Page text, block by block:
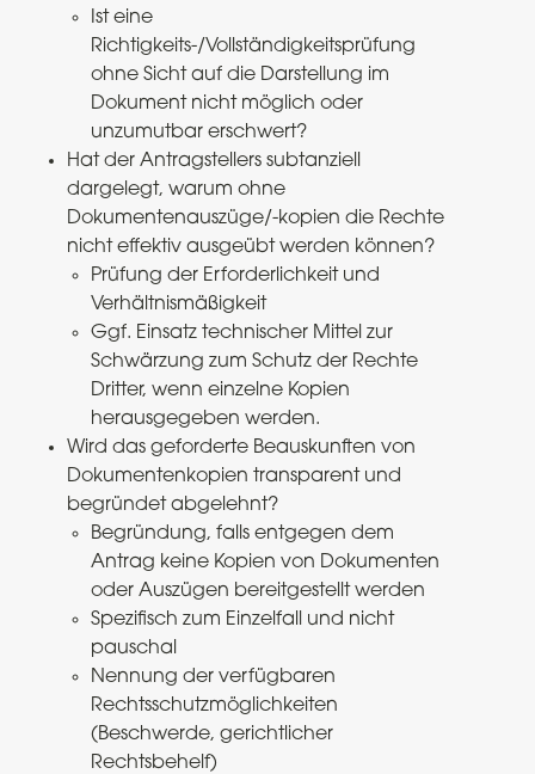
Ist eine
Richtigkeits-/Vollständigkeitsprüfung
ohne Sicht auf die Darstellung im
Dokument nicht möglich oder
unzumutbar erschwert?
Hat der Antragstellers subtanziell
dargelegt, warum ohne
Dokumentenauszüge/-kopien die Rechte
nicht effektiv ausgeübt werden können?
Prüfung der Erforderlichkeit und
Verhältnismäßigkeit
Ggf. Einsatz technischer Mittel zur
Schwärzung zum Schutz der Rechte
Dritter, wenn einzelne Kopien
herausgegeben werden.
Wird das geforderte Beauskunften von
Dokumentenkopien transparent und
begründet abgelehnt?
Begründung, falls entgegen dem
Antrag keine Kopien von Dokumenten
oder Auszügen bereitgestellt werden
Spezifisch zum Einzelfall und nicht
pauschal
Nennung der verfügbaren
Rechtsschutzmöglichkeiten
(Beschwerde, gerichtlicher
Rechtsbehelf)